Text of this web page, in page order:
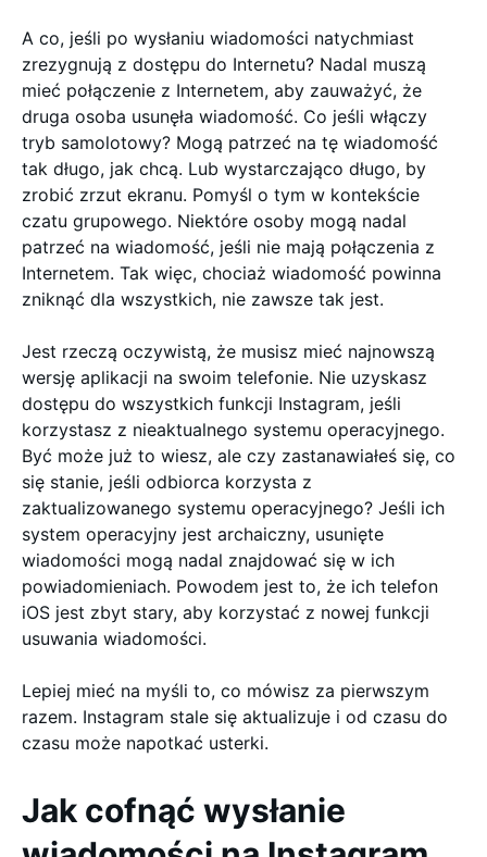
A co, jeśli po wysłaniu wiadomości natychmiast
zrezygnują z dostępu do Internetu? Nadal muszą
mieć połączenie z Internetem, aby zauważyć, że
druga osoba usunęła wiadomość. Co jeśli włączy
tryb samolotowy? Mogą patrzeć na tę wiadomość
tak długo, jak chcą. Lub wystarczająco długo, by
zrobić zrzut ekranu. Pomyśl o tym w kontekście
czatu grupowego. Niektóre osoby mogą nadal
patrzeć na wiadomość, jeśli nie mają połączenia z
Internetem. Tak więc, chociaż wiadomość powinna
zniknąć dla wszystkich, nie zawsze tak jest.
Jest rzeczą oczywistą, że musisz mieć najnowszą
wersję aplikacji na swoim telefonie. Nie uzyskasz
dostępu do wszystkich funkcji Instagram, jeśli
korzystasz z nieaktualnego systemu operacyjnego.
Być może już to wiesz, ale czy zastanawiałeś się, co
się stanie, jeśli odbiorca korzysta z
zaktualizowanego systemu operacyjnego? Jeśli ich
system operacyjny jest archaiczny, usunięte
wiadomości mogą nadal znajdować się w ich
powiadomieniach. Powodem jest to, że ich telefon
iOS jest zbyt stary, aby korzystać z nowej funkcji
usuwania wiadomości.
Lepiej mieć na myśli to, co mówisz za pierwszym
razem. Instagram stale się aktualizuje i od czasu do
czasu może napotkać usterki.
Jak cofnąć wysłanie